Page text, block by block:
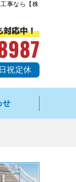
事なら【株
祝定休
せ